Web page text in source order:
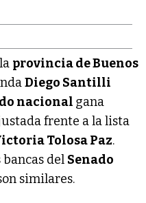
provincia de Buenos
Diego Santilli
nacional gana
frente a la lista
Tolosa Paz.
bancas del Senado
similares.